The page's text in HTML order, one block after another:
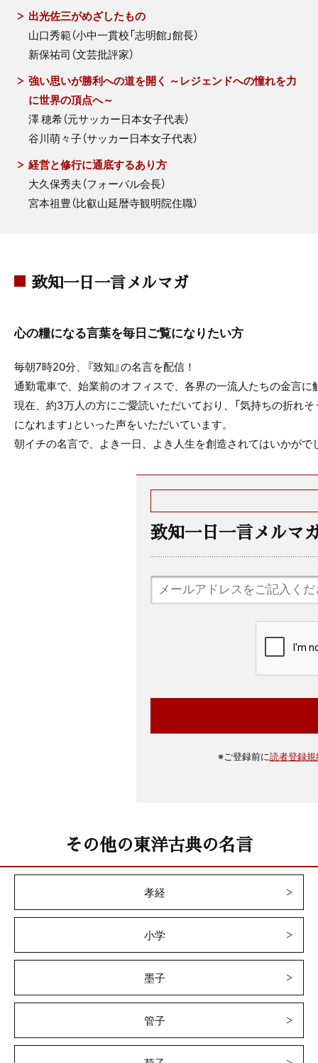
出光佐三がめざしたもの
山口秀範（小中一貫校「志明館」館長）
新保祐司（文芸批評家）
強い思いが勝利への道を開く ～レジェンドへの憧れを力
に世界の頂点へ～
澤 穂希（元サッカー日本女子代表）
谷川萌々子（サッカー日本女子代表）
経営と修行に通底するあり方
大久保秀夫（フォーバル会長）
宮本祖豊（比叡山延暦寺観明院住職）
致知一日一言メルマガ
心の糧になる言葉を毎日ご覧になりたい方
毎朝7時20分、『致知』の名言を配信！
通勤電車で、始業前のオフィスで、各界の一流人たちの金言
現在、約3万人の方にご愛読いただいており、「気持ちの折れ
になれます」といった声をいただいています。
朝イチの名言で、よき一日、よき人生を創造されてはいかがで
致知一日一言メルマ
※ご登録前に読者登録規
その他の東洋古典の名言
孝経
小学
墨子
管子